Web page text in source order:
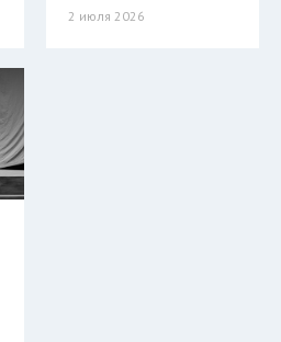
2 июля 2026